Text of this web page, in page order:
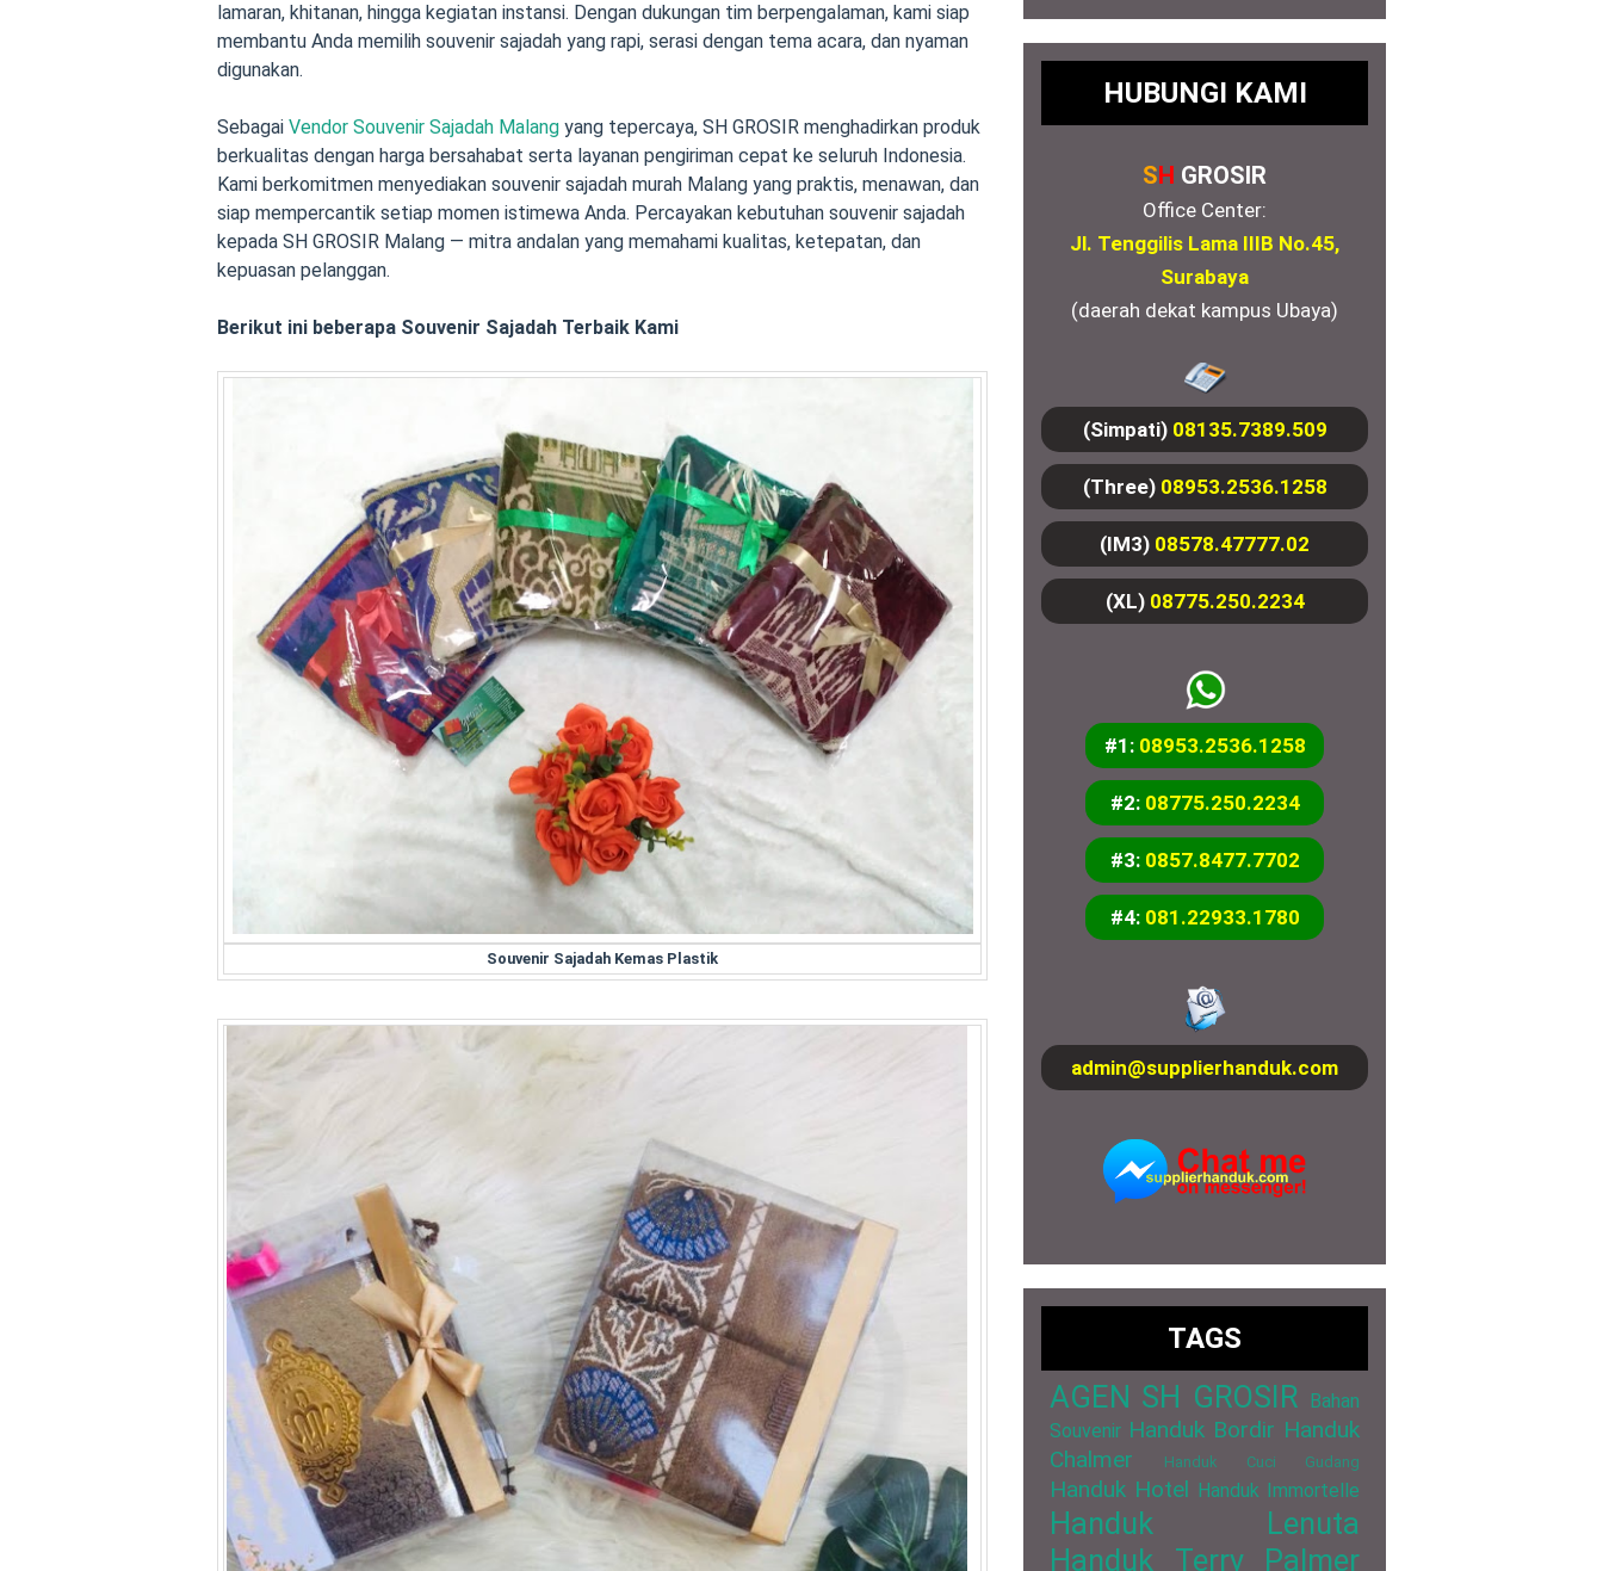
lamaran, khitanan, hingga kegiatan instansi. Dengan dukungan tim berpengalaman, kami siap
membantu Anda memilih souvenir sajadah yang rapi, serasi dengan tema acara, dan nyaman
digunakan.
Sebagai Vendor Souvenir Sajadah Malang yang tepercaya, SH GROSIR menghadirkan produk
berkualitas dengan harga bersahabat serta layanan pengiriman cepat ke seluruh Indonesia.
Kami berkomitmen menyediakan souvenir sajadah murah Malang yang praktis, menawan, dan
siap mempercantik setiap momen istimewa Anda. Percayakan kebutuhan souvenir sajadah
kepada SH GROSIR Malang — mitra andalan yang memahami kualitas, ketepatan, dan
kepuasan pelanggan.
Berikut ini beberapa Souvenir Sajadah Terbaik Kami
Souvenir Sajadah Kemas Plastik
HUBUNGI KAMI
SH GROSIR
Office Center:
Jl. Tenggilis Lama IIIB No.45,
Surabaya
(daerah dekat kampus Ubaya)
(Simpati) 08135.7389.509
(Three) 08953.2536.1258
(IM3) 08578.47777.02
(XL) 08775.250.2234
#1: 08953.2536.1258
#2: 08775.250.2234
#3: 0857.8477.7702
#4: 081.22933.1780
admin@supplierhanduk.com
TAGS
AGEN SH GROSIR Bahan
Souvenir Handuk Bordir Handuk
Chalmer
Handuk Cuci Gudang
Handuk Hotel Handuk Immortelle
Handuk Lenuta
Handuk Terry Palmer